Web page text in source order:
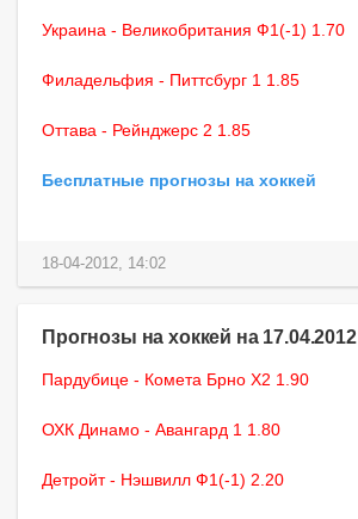
Украина - Великобритания Ф1(-1) 1.70
Филадельфия - Питтсбург 1 1.85
Оттава - Рейнджерс 2 1.85
Бесплатные прогнозы на хоккей
18-04-2012, 14:02
Прогнозы на хоккей на 17.04.2012
Пардубице - Комета Брно X2 1.90
ОХК Динамо - Авангард 1 1.80
Детройт - Нэшвилл Ф1(-1) 2.20